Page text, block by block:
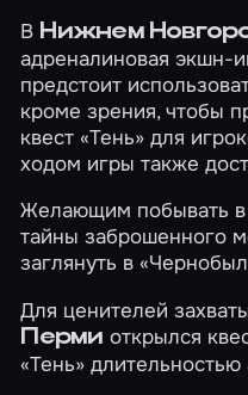
В Нижнем
адреналиновая экшн-
предстоит
кроме зрения, чтобы
квест«Тень» для
ходом игры также
Желающим побывать в
тайны заброшенного
заглянуть в
Для ценителей
Перми открылся
«Тень» длительностью